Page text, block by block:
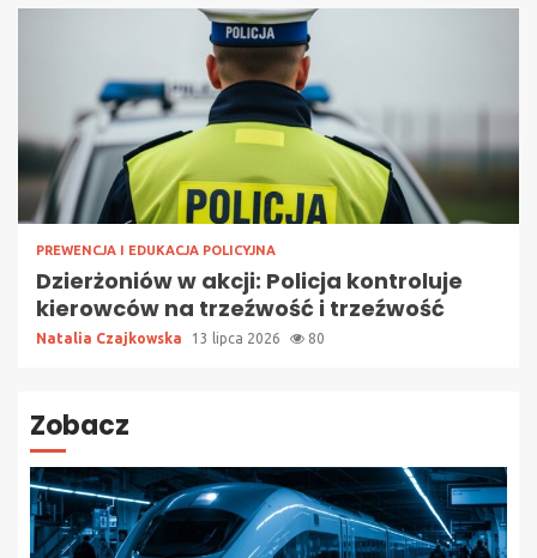
PREWENCJA I EDUKACJA POLICYJNA
Dzierżoniów w akcji: Policja kontroluje
kierowców na trzeźwość i trzeźwość
Natalia Czajkowska 13 lipca 2026 80
Zobacz